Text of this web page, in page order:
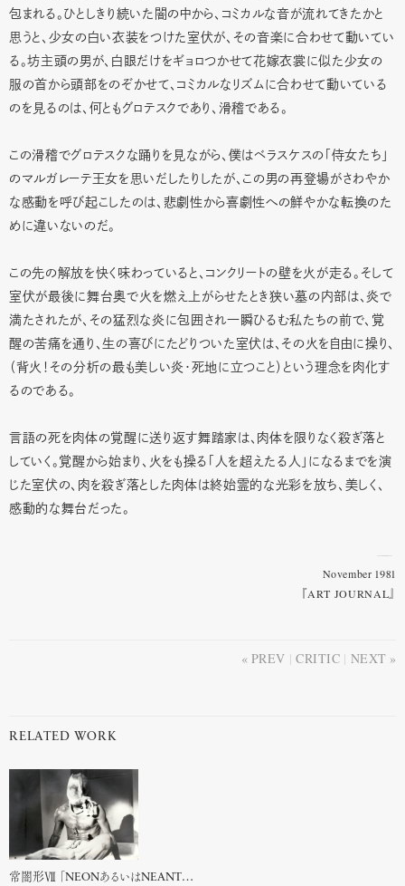
包まれる。ひとしきり続いた闇の中から、コミカルな音が流れてきたかと
思うと、少女の白い衣装をつけた室伏が、その音楽に合わせて動いてい
る。坊主頭の男が、白眼だけをギョロつかせて花嫁衣裳に似た少女の
服の首から頭部をのぞかせて、コミカルなリズムに合わせて動いている
のを見るのは、何ともグロテスクであり、滑稽である。
この滑稽でグロテスクな踊りを見ながら、僕はベラスケスの「侍女たち」
のマルガレーテ王女を思いだしたりしたが、この男の再登場がさわやか
な感動を呼び起こしたのは、悲劇性から喜劇性への鮮やかな転換のた
めに違いないのだ。
この先の解放を快く味わっていると、コンクリートの壁を火が走る。そして
室伏が最後に舞台奥で火を燃え上がらせたとき狭い墓の内部は、炎で
満たされたが、その猛烈な炎に包囲され一瞬ひるむ私たちの前で、覚
醒の苦痛を通り、生の喜びにたどりついた室伏は、その火を自由に操り、
（背火！その分析の最も美しい炎・死地に立つこと）という理念を肉化す
るのである。
言語の死を肉体の覚醒に送り返す舞踏家は、肉体を限りなく殺ぎ落と
していく。覚醒から始まり、火をも操る「人を超えたる人」になるまでを演
じた室伏の、肉を殺ぎ落とした肉体は終始霊的な光彩を放ち、美しく、
感動的な舞台だった。
November 1981
『ART JOURNAL』
PREV CRITIC NEXT
RELATED WORK
常闇形Ⅶ 「NEONあるいはNEANTの炸・裂──SiLENCEあるいは炸・裂・点」